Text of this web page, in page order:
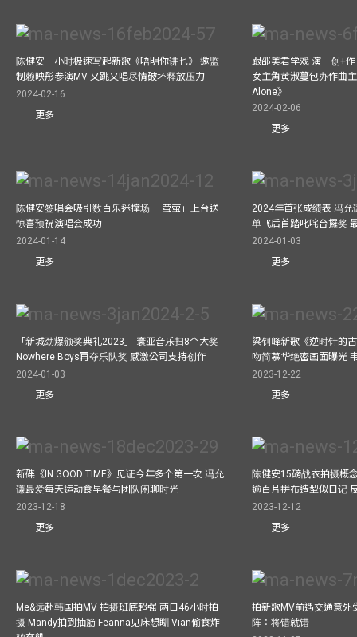
陈健安一小时极速写起新歌《唔明你讲乜》 邀监
制赖映彤参演MV 又跳又唱尽情破坏释放压力
2024-02-16
更多
跟邵美君学戏 演「创+
女主角黄淑蔓包办作曲
Alone》
2024-02-06
更多
陈健安签唱会吸引数百乐迷撑场 「萤萤」上台送
惊喜预祝演唱会成功
2024-01-14
更多
2024年首张成绩表 冯允
单飞后首踏叱咤台攞奖
2024-01-03
更多
「新城劲爆颁奖典礼2023」 寰亚音乐扫8个大奖
Nowhere Boys再夺乐队奖 感激公司支持创作
2024-01-03
更多
梁钊峰新歌《逆时针的
吻简慕华绝密画面曝光
2023-12-22
更多
新碟《IN GOOD TIME》见证今年多个第一次 冯允
谦最爱每天运动食早餐与团队闲聊时光
2023-12-18
更多
陈健安15磅战衣拍摄概
逾百片拼布造型似日记
2023-12-12
更多
Me&远赴韩国拍MV 拍摄班底超强 两日46小时拍
摄 Mandy拍到抽筋 Feanna见床想瞓 Vian偷食炸
拍新歌MV前遇交通意外
阵：将错就错